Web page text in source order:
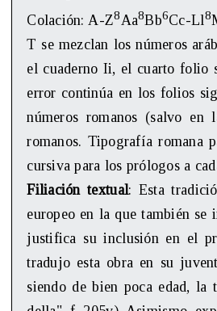
Colación: A-Z8Aa8Bb6Cc-Ll8
T se mezclan los números
el cuaderno Ii, el cuarto folio
error continúa en los folios
números romanos (salvo
romanos. Tipografía romana
cursiva para los prólogos a
Filiación textual: Esta
europeo en la que también
justifica su inclusión en el
tradujo esta obra en su
siendo de bien poca edad, la